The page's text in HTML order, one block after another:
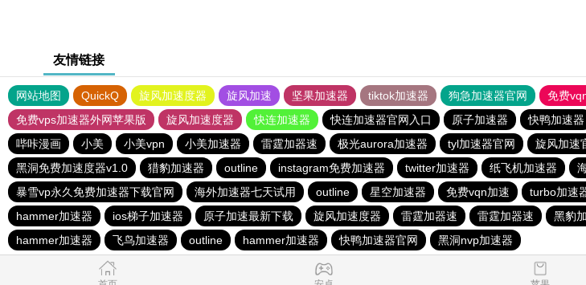
友情链接
网站地图 QuickQ 旋风加速度器 旋风加速 坚果加速器 tiktok加速器 狗急加速器官网 免费
免费vps加速器外网苹果版
旋风加速度器 快连加速器 快连加速器官网入口 原子加速器 快鸭加速器
哔咔漫画
小美 小美vpn 小美加速器 雷霆加器速 极光aurora加速器 tyl加速器官网 旋风加速
黑洞免费加速度器v1.0
猎豹加速器 outline instagram免费加速器 twitter加速器 纸飞机加速器
暴雪vp永久免费加速器下载官网
海外加速器七天试用 outline 星空加速器 免费vqn加速 turbo加速
hammer加速器
ios梯子加速器 原子加速最新下载 旋风加速度器 雷霆加器速 雷霆加器速 黑豹
hammer加速器
飞鸟加速器 outline hammer加速器 快鸭加速器官网 黑洞nvp加速器